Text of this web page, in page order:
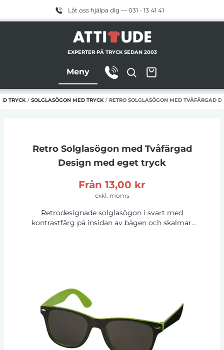
Låt oss hjälpa dig — 031 - 13 41 41
EXPERTER PÅ TRYCK SEDAN 2003
Meny
TRYCK / SOLGLASÖGON MED TRYCK / RETRO SOLGLASÖGON MED TVÅFÄRGAD
Retro Solglasögon med Tvåfärgad
Design med eget tryck
Från 13,00 kr
exkl. moms
Retrodesignade solglasögon i svart med
kontrastfärg på insidan av bågen och skalmar.